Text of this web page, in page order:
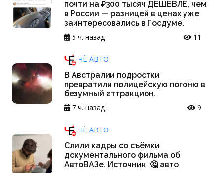
почти на ₽300 тысяч ДЕШЕВЛЕ, чем
в России — разницей в ценах уже
заинтересовались в Госдуме.
5 ч. назад
11
ЧЁ АВТО
В Австралии подростки
превратили полицейскую погоню в
безумный аттракцион.
7 ч. назад
9
ЧЁ АВТО
Слили кадры со съёмки
документального фильма об
АвтоВАЗе. Источник: 🤔 авто